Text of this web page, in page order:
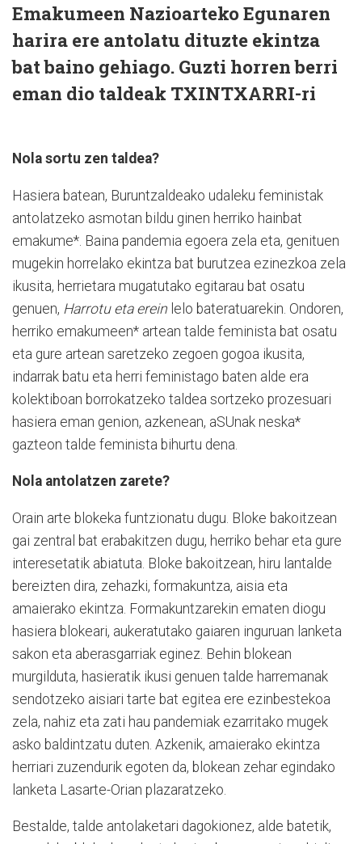
Emakumeen Nazioarteko Egunaren
harira ere antolatu dituzte ekintza
bat baino gehiago. Guzti horren berri
eman dio taldeak TXINTXARRI-ri
Nola sortu zen taldea?
Hasiera batean, Buruntzaldeako udaleku feministak
antolatzeko asmotan bildu ginen herriko hainbat
emakume*. Baina pandemia egoera zela eta, genituen
mugekin horrelako ekintza bat burutzea ezinezkoa zela
ikusita, herrietara mugatutako egitarau bat osatu
genuen, Harrotu eta erein lelo bateratuarekin. Ondoren,
herriko emakumeen* artean talde feminista bat osatu
eta gure artean saretzeko zegoen gogoa ikusita,
indarrak batu eta herri feministago baten alde era
kolektiboan borrokatzeko taldea sortzeko prozesuari
hasiera eman genion, azkenean, aSUnak neska*
gazteon talde feminista bihurtu dena.
Nola antolatzen zarete?
Orain arte blokeka funtzionatu dugu. Bloke bakoitzean
gai zentral bat erabakitzen dugu, herriko behar eta gure
interesetatik abiatuta. Bloke bakoitzean, hiru lantalde
bereizten dira, zehazki, formakuntza, aisia eta
amaierako ekintza. Formakuntzarekin ematen diogu
hasiera blokeari, aukeratutako gaiaren inguruan lanketa
sakon eta aberasgarriak eginez. Behin blokean
murgilduta, hasieratik ikusi genuen talde harremanak
sendotzeko aisiari tarte bat egitea ere ezinbestekoa
zela, nahiz eta zati hau pandemiak ezarritako mugek
asko baldintzatu duten. Azkenik, amaierako ekintza
herriari zuzendurik egoten da, blokean zehar egindako
lanketa Lasarte-Orian plazaratzeko.
Bestalde, talde antolaketari dagokionez, alde batetik,